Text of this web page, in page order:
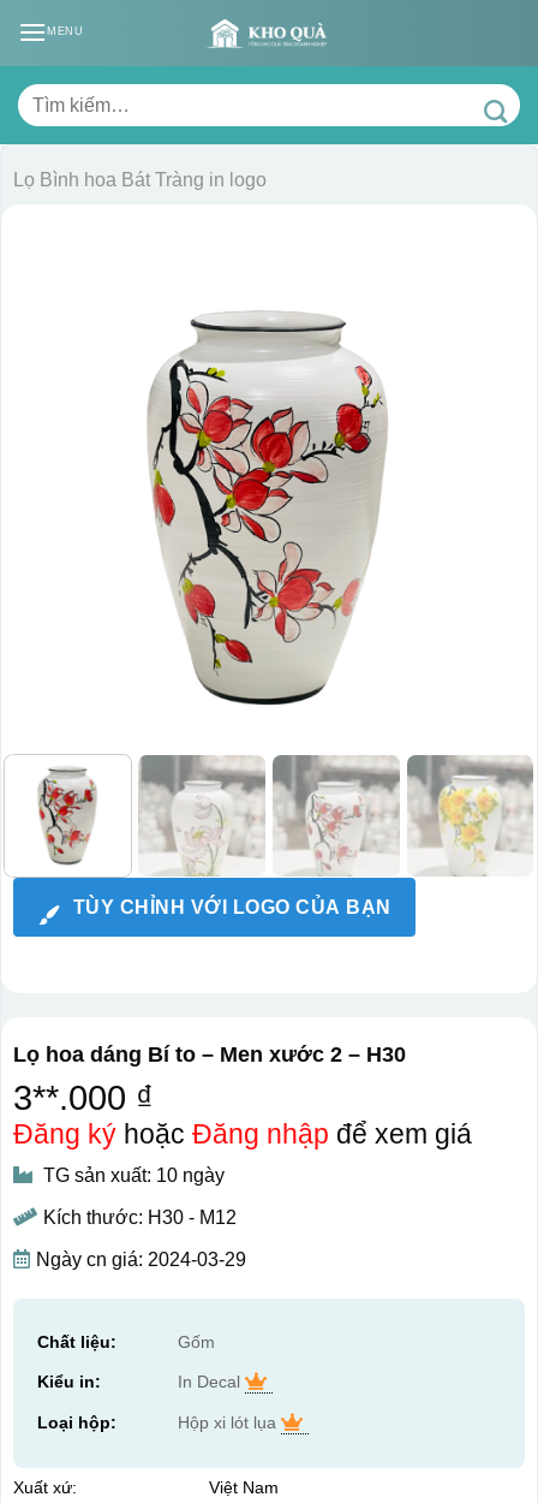
MENU
Tìm
kiếm:
Lọ Bình hoa Bát Tràng in logo
TÙY CHỈNH VỚI LOGO CỦA BẠN
Lọ hoa dáng Bí to – Men xước 2 – H30
3**.000 ₫
Đăng kýhoặc Đăng nhập để xem giá
TG sản xuất: 10 ngày
Kích thước: H30 - M12
Ngày cn giá: 2024-03-29
Chất liệu: Gốm
Kiểu in: In Decal
Loại hộp: Hộp xi lót lụa
Xuất xứ: Việt Nam